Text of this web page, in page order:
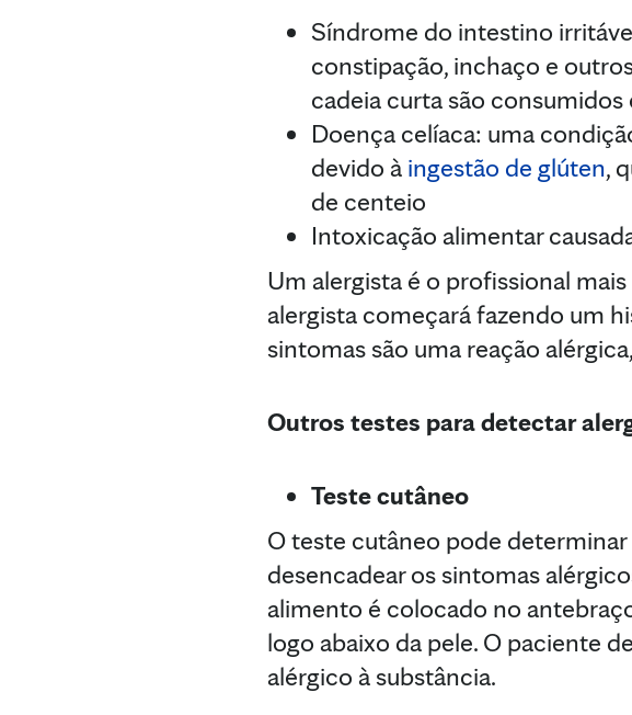
Síndrome do intestino
constipação, inchaço e
cadeia curta são consumidos
Doença celíaca: uma
devido à ingestão de glúten,
de centeio
Intoxicação alimentar
Um alergista é o profissional
alergista começará fazendo um
sintomas são uma reação
Outros testes para detectar
Teste cutâneo
O teste cutâneo pode
desencadear os sintomas
alimento é colocado no
logo abaixo da pele. O paciente
alérgico à substância.